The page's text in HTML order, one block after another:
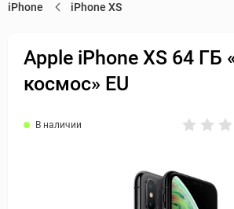
iPhone iPhone XS
Apple iPhone XS 64 ГБ
космос» EU
В наличии